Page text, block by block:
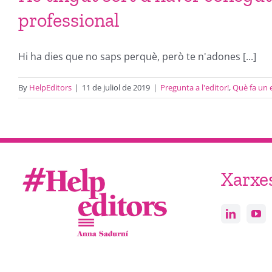
professional
Hi ha dies que no saps perquè, però te n'adones [...]
By HelpEditors | 11 de juliol de 2019 | Pregunta a l'editor!,Què fa un